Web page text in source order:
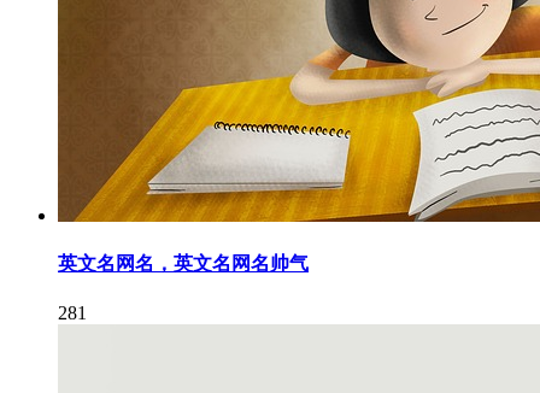
英文名网名，英文名网名帅气
281